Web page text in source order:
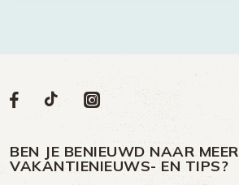
Volg
op
Social
Volg
op
Facebook
Volg
op
TikTok
Volg
op
Instagram
BEN JE BENIEUWD NAAR MEER
VAKANTIENIEUWS- EN TIPS?